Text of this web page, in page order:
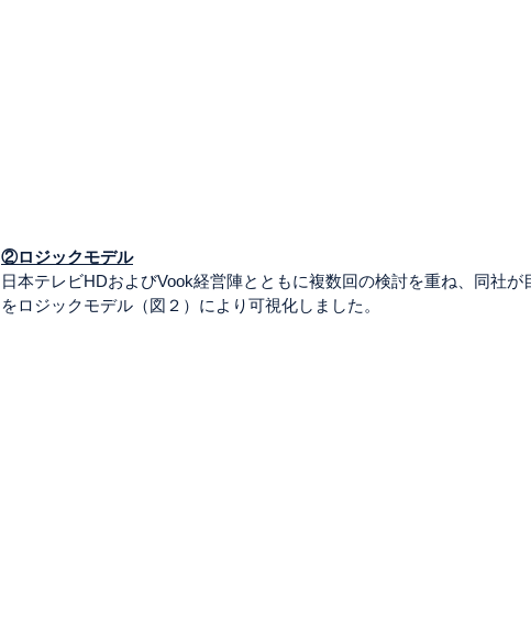
②ロジックモデル
日本テレビHDおよびVook経営陣とともに複数回の検討を重ね、同社
をロジックモデル（図２）により可視化しました。